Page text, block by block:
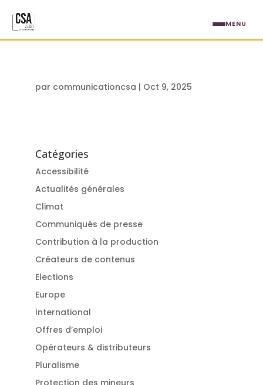
par communicationcsa | Oct 9, 2025
Catégories
Accessibilité
Actualités générales
Climat
Communiqués de presse
Contribution à la production
Créateurs de contenus
Elections
Europe
International
Offres d’emploi
Opérateurs & distributeurs
Pluralisme
Protection des mineurs
MENU